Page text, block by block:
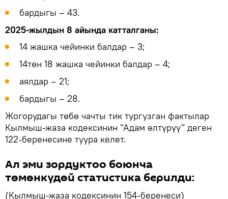
бардыгы – 43.
2025-жылдын 8 айында катталганы:
14 жашка чейинки балдар – 3;
14төн 18 жашка чейинки балдар – 4;
аялдар – 21;
бардыгы – 28.
Жогорудагы төбө чачты тик тургузган фактылар
Кылмыш-жаза кодексинин "Адам өлтүрүү" деген
122-беренесине туура келет.
Ал эми зордуктоо боюнча
төмөнкүдөй статистика берилди:
(Кылмыш-жаза кодексинин 154-беренеси)